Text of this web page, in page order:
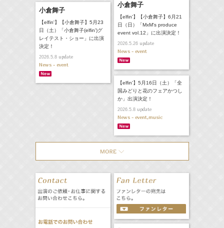
小倉舞子
【elfin'】【小倉舞子】6月21
日（日）「MxM's produce
event vol.12」に出演決定！
2026.5.26update
News - event
小倉舞子
【elfin'】【小倉舞子】5月23
日（土）「小倉舞子(elfin')グ
レイテスト・ショー」に出演
決定！
2026.5.8update
News - event
【elfin'】5月16日（土）「全
国みどりと花のフェアかつし
か」出演決定！
2026.5.8update
News - event,music